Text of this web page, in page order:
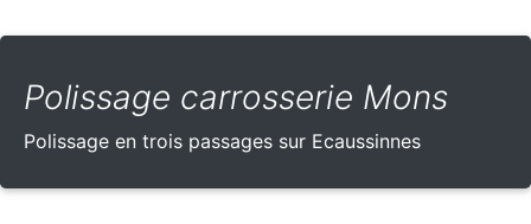
Polissage carrosserie Mons
Polissage en trois passages sur Ecaussinnes